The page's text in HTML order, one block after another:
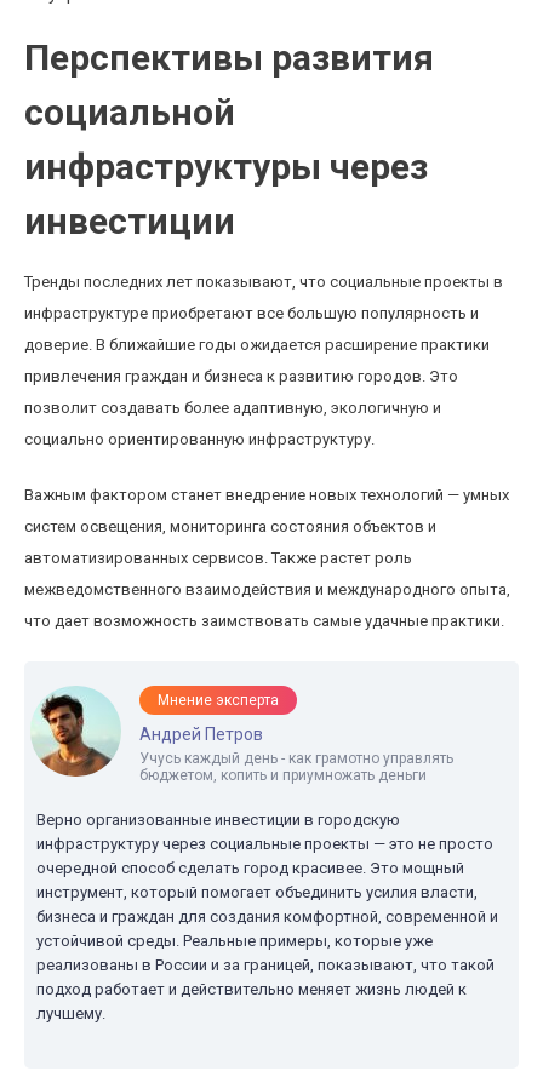
Перспективы развития
социальной
инфраструктуры через
инвестиции
Тренды последних лет показывают, что социальные проекты в
инфраструктуре приобретают все большую популярность и
доверие. В ближайшие годы ожидается расширение практики
привлечения граждан и бизнеса к развитию городов. Это
позволит создавать более адаптивную, экологичную и
социально ориентированную инфраструктуру.
Важным фактором станет внедрение новых технологий — умных
систем освещения, мониторинга состояния объектов и
автоматизированных сервисов. Также растет роль
межведомственного взаимодействия и международного опыта,
что дает возможность заимствовать самые удачные практики.
Мнение эксперта
Андрей Петров
Учусь каждый день - как грамотно управлять
бюджетом, копить и приумножать деньги
Верно организованные инвестиции в городскую
инфраструктуру через социальные проекты — это не просто
очередной способ сделать город красивее. Это мощный
инструмент, который помогает объединить усилия власти,
бизнеса и граждан для создания комфортной, современной и
устойчивой среды. Реальные примеры, которые уже
реализованы в России и за границей, показывают, что такой
подход работает и действительно меняет жизнь людей к
лучшему.